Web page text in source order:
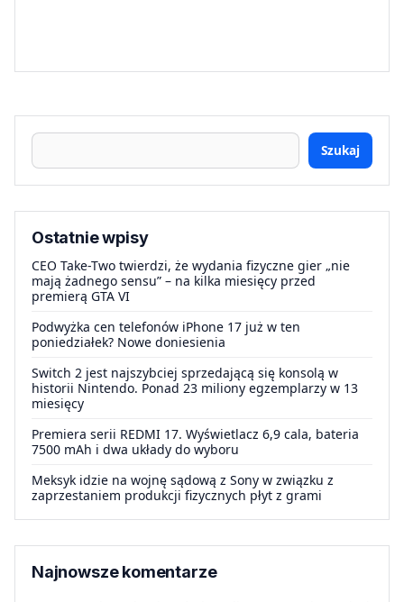
Szukaj
Ostatnie wpisy
CEO Take-Two twierdzi, że wydania fizyczne gier „nie
mają żadnego sensu” – na kilka miesięcy przed
premierą GTA VI
Podwyżka cen telefonów iPhone 17 już w ten
poniedziałek? Nowe doniesienia
Switch 2 jest najszybciej sprzedającą się konsolą w
historii Nintendo. Ponad 23 miliony egzemplarzy w 13
miesięcy
Premiera serii REDMI 17. Wyświetlacz 6,9 cala, bateria
7500 mAh i dwa układy do wyboru
Meksyk idzie na wojnę sądową z Sony w związku z
zaprzestaniem produkcji fizycznych płyt z grami
Najnowsze komentarze